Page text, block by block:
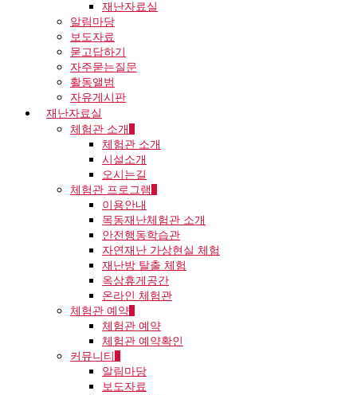
재난자료실
알림마당
보도자료
묻고답하기
자주묻는질문
활동앨범
자유게시판
재난자료실
체험관 소개
체험관 소개
시설소개
오시는길
체험관 프로그램
이용안내
목동재난체험관 소개
안전행동학습관
자연재난 가상현실 체험
재난방 탈출 체험
옥상휴게공간
온라인 체험관
체험관 예약
체험관 예약
체험관 예약확인
커뮤니티
알림마당
보도자료